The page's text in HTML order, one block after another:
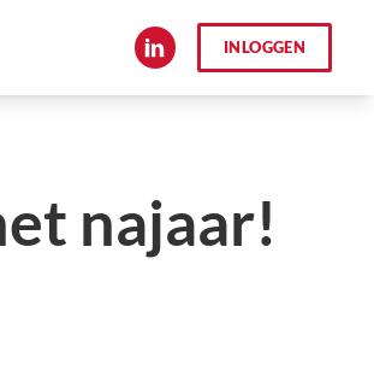
INLOGGEN
najaar!